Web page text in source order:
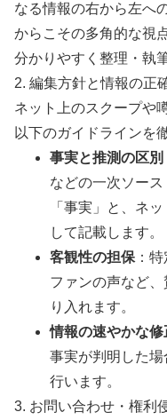
なる情報の右から左へ
からこその多角的な視
分かりやすく整理・執
2. 編集方針と情報の正
ネット上のスクープや
以下のガイドラインを
事実と推測の区別
などの一次ソー
「事実」と、ネ
して記載します。
客観性の担保 ：
ファンの声など
り入れます。
情報の速やかな修
事実が判明した
行います。
3. お問い合わせ・権利